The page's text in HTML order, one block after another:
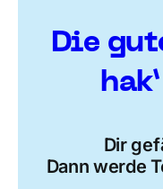
Die
Dir
Dann werde